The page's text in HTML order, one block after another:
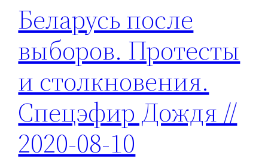
Беларусь после
выборов. Протесты
и столкновения.
Спецэфир Дождя //
2020-08-10